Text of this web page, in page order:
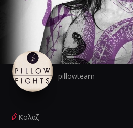
pillowteam
Κολάζ